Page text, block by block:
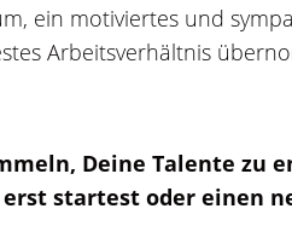
ein motiviertes und
Arbeitsverhältnis
Deine Talente zu
startest oder einen